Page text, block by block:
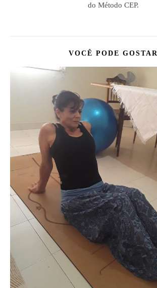
do Método CEP.
VOCÊ PODE GOSTAR